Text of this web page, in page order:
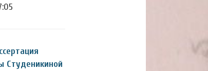
Студеникиной